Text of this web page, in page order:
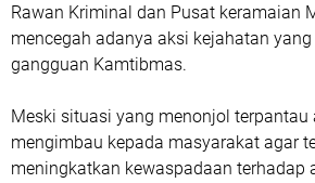
Rawan Kriminal dan Pusat keramaian
mencegah adanya aksi kejahatan
gangguan Kamtibmas.
Meski situasi yang menonjol terpantau
mengimbau kepada masyarakat agar
meningkatkan kewaspadaan terhadap